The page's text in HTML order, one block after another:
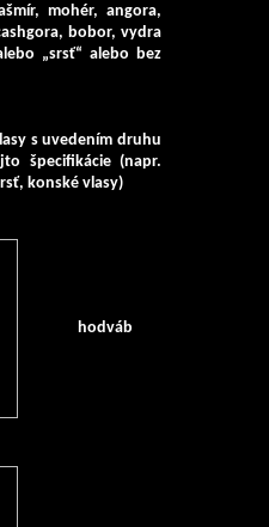
mohér, angora,
bobor, vydra
„srsť“ alebo bez
s uvedením druhu
špecifikácie (napr.
konské vlasy)
hodváb